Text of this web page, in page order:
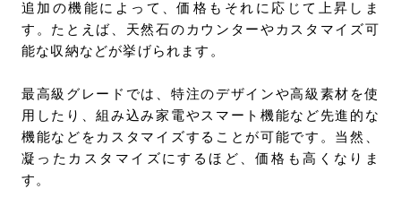
追加の機能によって、価格もそれに応じて上昇しま
す。たとえば、天然石のカウンターやカスタマイズ可
能な収納などが挙げられます。
最高級グレードでは、特注のデザインや高級素材を使
用したり、組み込み家電やスマート機能など先進的な
機能などをカスタマイズすることが可能です。当然、
凝ったカスタマイズにするほど、価格も高くなりま
す。